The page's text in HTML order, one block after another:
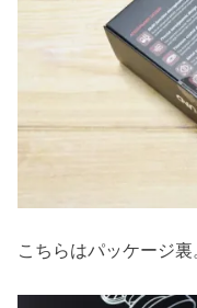
こちらはパッケージ裏